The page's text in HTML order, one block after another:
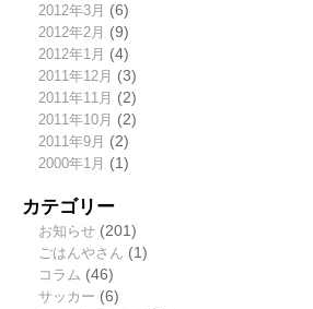
2012年3月 (6)
2012年2月 (9)
2012年1月 (4)
2011年12月 (3)
2011年11月 (2)
2011年10月 (2)
2011年9月 (2)
2000年1月 (1)
カテゴリー
お知らせ(201)
ごはんやさん (1)
コラム (46)
サッカー (6)